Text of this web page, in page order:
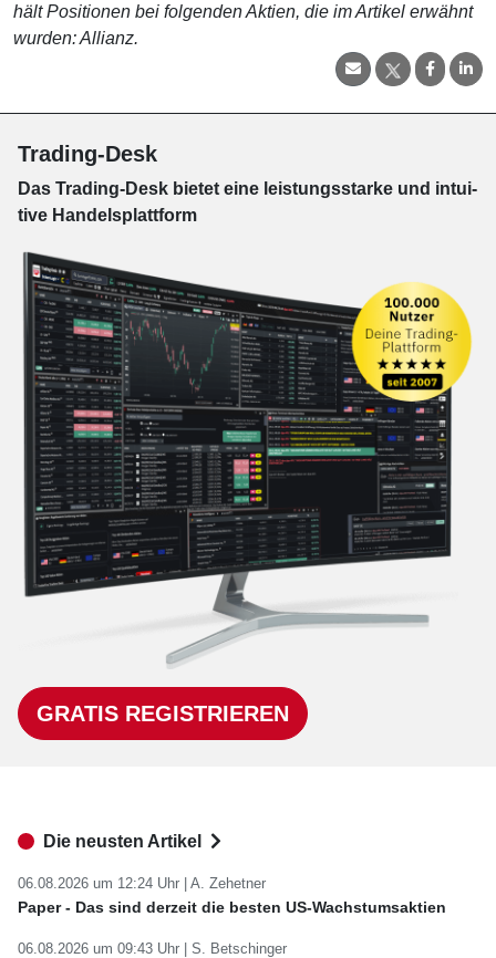
hält Positionen bei folgenden Aktien, die im Artikel erwähnt
wurden: Allianz.
Trading-Desk
Das Trading-Desk bie­tet eine leis­tungs­star­ke und in­tui­
tive Han­dels­platt­form
GRATIS REGISTRIEREN
Die neusten Artikel
06.08.2026 um 12:24 Uhr | A. Zehetner
Paper - Das sind derzeit die besten US-Wachstumsaktien
06.08.2026 um 09:43 Uhr | S. Betschinger